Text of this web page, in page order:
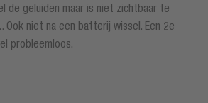
de geluiden maar is niet zichtbaar te
niet na een batterij wissel. Een 2e
probleemloos.